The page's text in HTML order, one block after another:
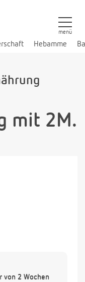
Hebamme
menü
mit 2M.
von 2 Wochen